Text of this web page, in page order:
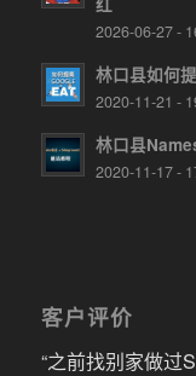
红
2026-06-27 -
林口县如何
2020-11-21 -
林口县
2020-11-17 -
客户评价
“之前找别家做过